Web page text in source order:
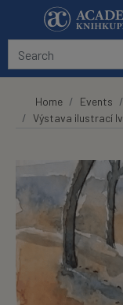
Skip to main content
Home Events
Výstava ilustrací